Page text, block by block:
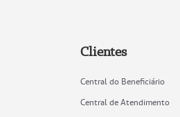
Clientes
Central do Beneficiário
Central de Atendimento